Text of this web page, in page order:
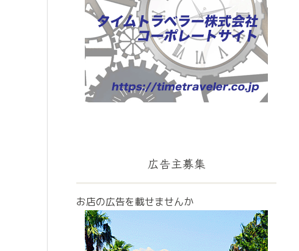
広告主募集
お店の広告を載せませんか